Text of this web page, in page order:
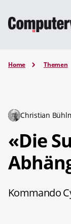
Home Themen
Christian
«Die
Kommando